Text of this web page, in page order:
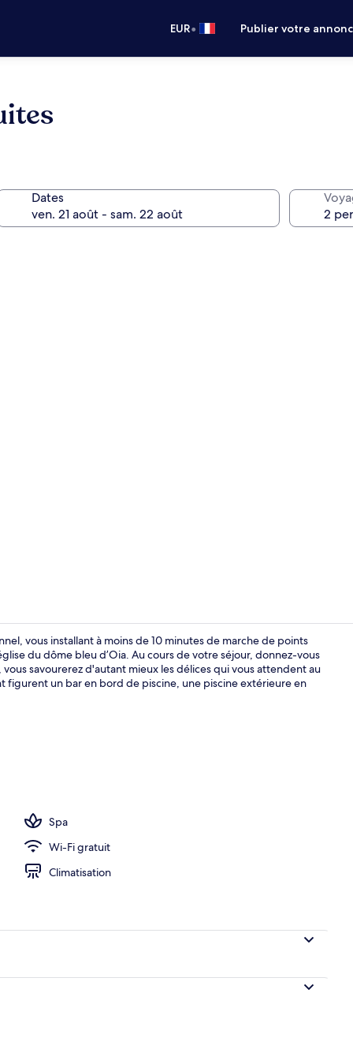
EUR• Publier votre
Dates
Vue aérienne
vous installant à moins de 10 minutes de marche de points
du dôme bleu d’Oia. Au cours de votre séjour, donnez-vous
savourerez d'autant mieux les délices qui vous attendent au
figurent un bar en bord de piscine, une piscine extérieure en
Spa
Wi-Fi gratuit
Climatisation